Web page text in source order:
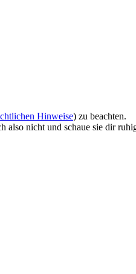
Hinweise) zu beachten.
also nicht und schaue sie dir